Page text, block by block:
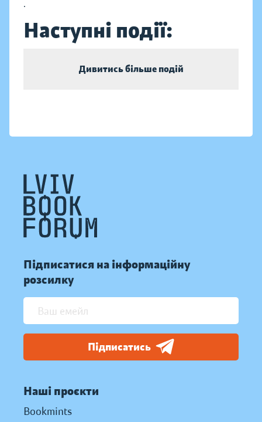
.
Наступні події:
Дивитись більше подій
Підписатися на інформаційну
розсилку
Підписатись
Наші проєкти
Bookmints